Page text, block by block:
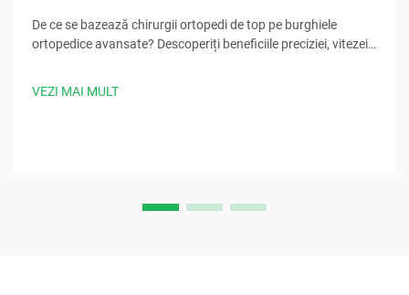
De ce se bazează chirurgii ortopedi de top pe burghiele
ortopedice avansate? Descoperiți beneficiile preciziei, vitezei,
VEZI MAI MULT